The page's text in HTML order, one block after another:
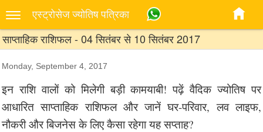
एस्‍ट्रोसेज ज्‍योतिष पत्रिका
साप्ताहिक राशिफल - 04 सितंबर से 10 सितंबर 2017
Monday, September 4, 2017
इन राशि वालों को मिलेगी बड़ी कामयाबी! पढ़ें वैदिक ज्योतिष पर
आधारित साप्ताहिक राशिफल और जानें घर-परिवार, लव लाइफ,
नौकरी और बिजनेस के लिए कैसा रहेगा यह सप्ताह?